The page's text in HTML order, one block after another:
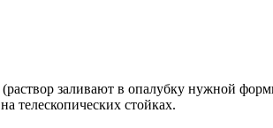
заливают в опалубку нужной
телескопических стойках.